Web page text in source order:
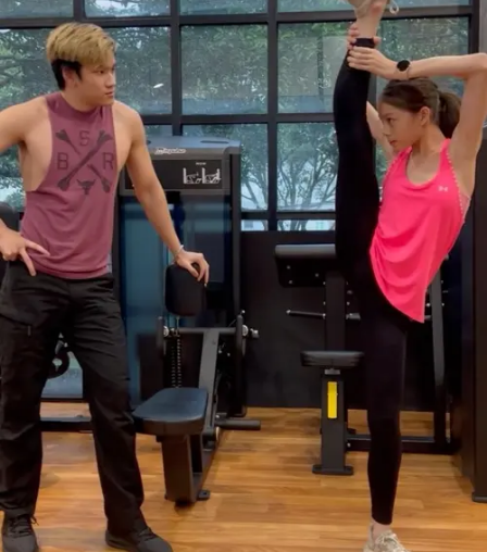
Share to others